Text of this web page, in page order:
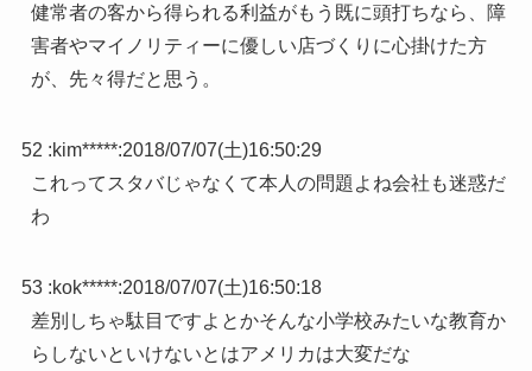
健常者の客から得られる利益がもう既に頭打ちなら、障
害者やマイノリティーに優しい店づくりに心掛けた方
が、先々得だと思う。
52 :kim*****:2018/07/07(土)16:50:29
これってスタバじゃなくて本人の問題よね会社も迷惑だ
わ
53 :kok*****:2018/07/07(土)16:50:18
差別しちゃ駄目ですよとかそんな小学校みたいな教育か
らしないといけないとはアメリカは大変だな